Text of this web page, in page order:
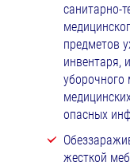
санитарно-
предметов
инвентаря,
уборочного
опасных
жесткой